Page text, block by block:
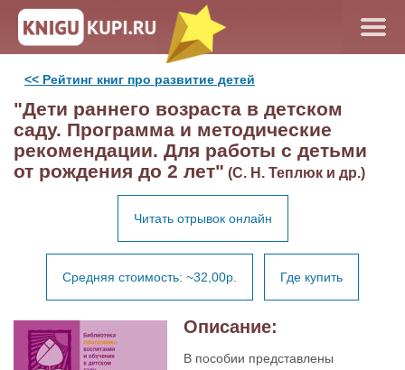
<< Рейтинг книг про развитие детей
"Дети раннего возраста в детском
саду. Программа и методические
рекомендации. Для работы с детьми
от рождения до 2 лет" (С. Н. Теплюк и др.)
Читать отрывок онлайн
Средняя стоимость: ~32,00р. Где купить
Описание:
В пособии представлены